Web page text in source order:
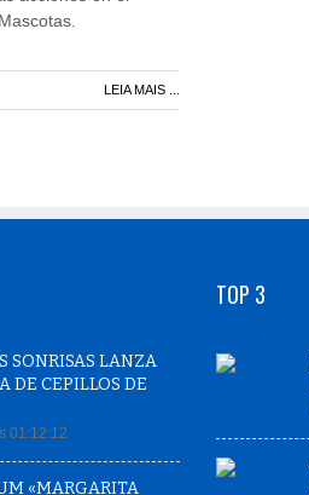
LEIA MAIS ...
SONRISAS LANZA
DE CEPILLOS DE
01:12:12
«MARGARITA
TOP 3